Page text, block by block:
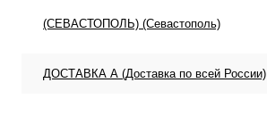
(СЕВАСТОПОЛЬ) (Севастополь)
ДОСТАВКА А (Доставка по всей России)